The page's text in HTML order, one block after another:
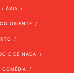
/ ÁSIA
ORIENTE
E DE NADA
COMÉDIA